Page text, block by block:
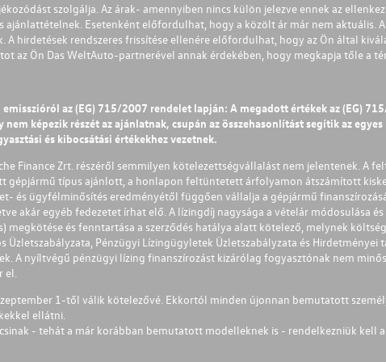
szolgálja. Az árak- amennyiben nincs külön jelezve ennek az
Esetenként előfordulhat, hogy a közölt ár már nem aktuális.
hirdetések rendszeres frissítése ellenére előfordulhat, hogy az Ön által
az Ön Das WeltAuto-partnerével annak érdekében, hogy megkapja tőle a
emisszióról az (EG) 715/2007 rendelet lapján: A megadott értékek az (EG)
képezik részét az ajánlatnak, csupán az összehasonlítást segítik az
és kibocsátási értékekhez vezetnek.
Finance Zrt. részéről semmilyen kötelezettségvállalást nem jelentenek. A
gépjármű típus ajánlott, a honlapon feltüntetett árfolyamon átszámított
és ügyfélminősítés eredményétől függően vállalja a gépjármű
akár egyéb fedezetet írhat elő. A lízingdíj nagysága a vételár módosulása
megkötése és fenntartása a szerződés hatálya alatt kötelező, melynek
Üzletszabályzata, Pénzügyi Lízingügyletek Üzletszabályzata és
A nyíltvégű pénzügyi lízing finanszírozást kizárólag fogyasztónak nem
el.
1-től válik kötelezővé. Ekkortól minden újonnan bemutatott
ellátni.
- tehát a már korábban bemutatott modelleknek is - rendelkezniük kell